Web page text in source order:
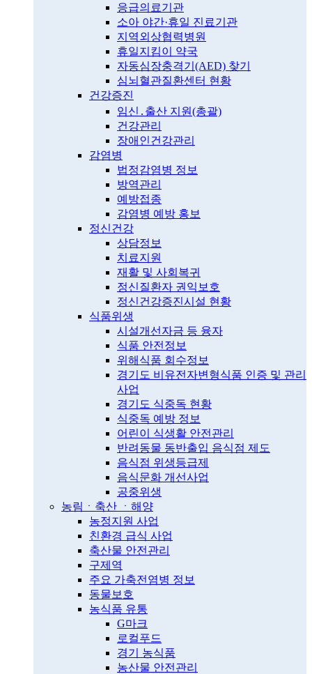
응급의료기관
소아 야간·휴일 진료기관
지역외상협력병원
휴일지킴이 약국
자동심장충격기(AED) 찾기
심뇌혈관질환센터 현황
건강증진
임신․출산 지원(총괄)
건강관리
장애인건강관리
감염병
법정감염병 정보
방역관리
예방접종
감염병 예방 홍보
정신건강
상담정보
치료지원
재활 및 사회복귀
정신질환자 권익보호
정신건강증진시설 현황
식품위생
시설개선자금 등 융자
식품 안전정보
위해식품 회수정보
경기도 비유전자변형식품 인증 및 관리
사업
경기도 식중독 현황
식중독 예방 정보
어린이 식생활 안전관리
반려동물 동반출입 음식점 제도
음식점 위생등급제
음식문화 개선사업
공중위생
농림ㆍ축산 ㆍ해양
농정지원 사업
친환경 급식 사업
축산물 안전관리
구제역
주요 가축전염병 정보
동물보호
농식품 유통
G마크
로컬푸드
경기 농식품
농산물 안전관리